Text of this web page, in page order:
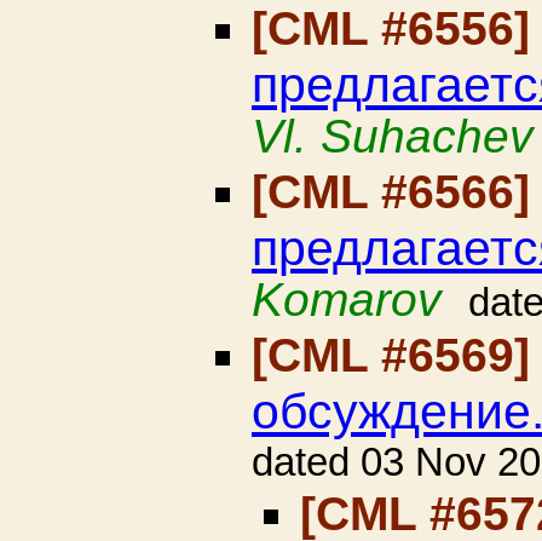
[CML #6556]
Vl. Suhachev
[CML #6566]
Komarov
[CML #6569]
dated 03 Nov
[CML